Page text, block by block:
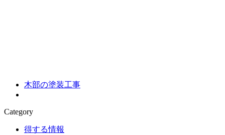
木部の塗装工事
Category
得する情報